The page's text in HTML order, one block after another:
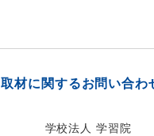
取材に関するお問い合わ
学校法人 学習院